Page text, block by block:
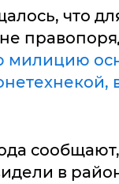
что
милицию
в